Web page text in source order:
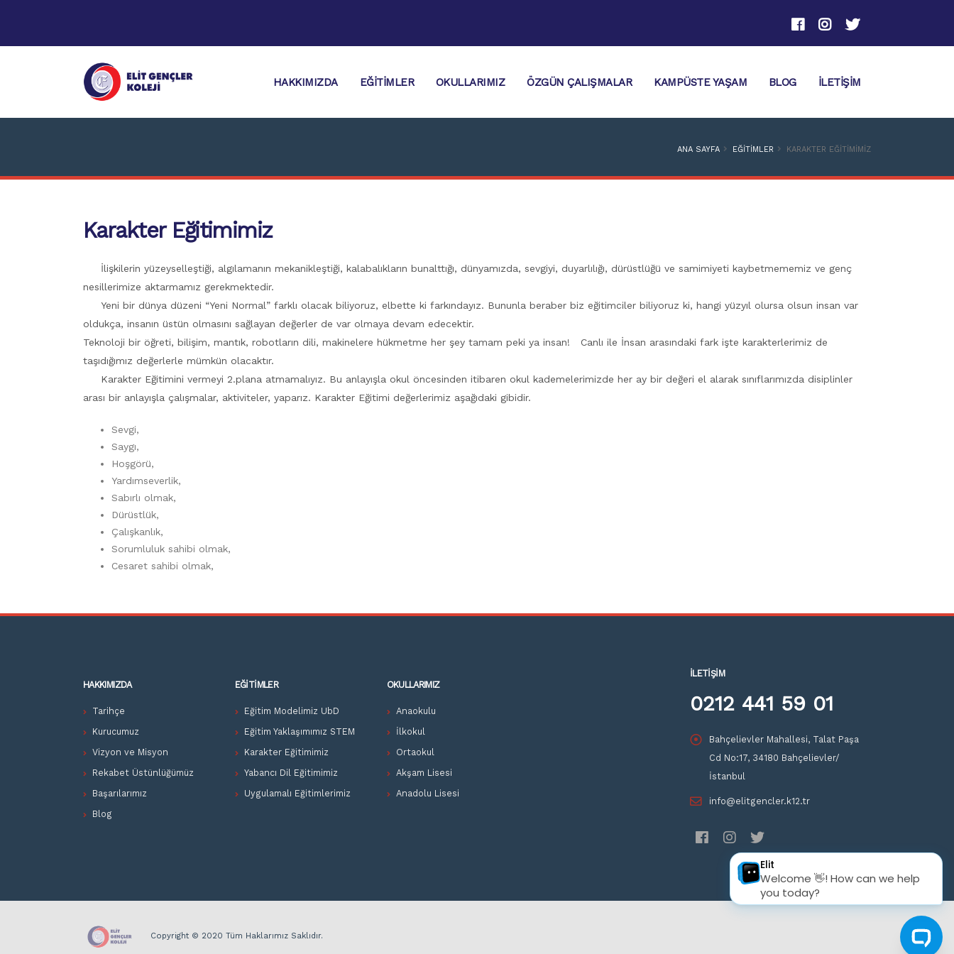
HAKKIMIZDA EĞITIMLER OKULLARIMIZ ÖZGÜN ÇALIŞMALAR KAMPÜSTE YAŞAM BLOG İLETIŞIM
ANA SAYFA EĞITIMLER KARAKTER EĞITIMIMIZ
Karakter Eğitimimiz
İlişkilerin yüzeyselleştiği, algılamanın mekanikleştiği, kalabalıkların bunalttığı, dünyamızda, sevgiyi, duyarlılığı, dürüstlüğü ve samimiyeti kaybetmememiz ve genç
nesillerimize aktarmamız gerekmektedir.
Yeni bir dünya düzeni “Yeni Normal” farklı olacak biliyoruz, elbette ki farkındayız. Bununla beraber biz eğitimciler biliyoruz ki, hangi yüzyıl olursa olsun insan var
oldukça, insanın üstün olmasını sağlayan değerler de var olmaya devam edecektir.
Teknoloji bir öğreti, bilişim, mantık, robotların dili, makinelere hükmetme her şey tamam peki ya insan! Canlı ile İnsan arasındaki fark işte karakterlerimiz de
taşıdığımız değerlerle mümkün olacaktır.
Karakter Eğitimini vermeyi 2.plana atmamalıyız. Bu anlayışla okul öncesinden itibaren okul kademelerimizde her ay bir değeri el alarak sınıflarımızda disiplinler
arası bir anlayışla çalışmalar, aktiviteler, yaparız. Karakter Eğitimi değerlerimiz aşağıdaki gibidir.
Sevgi,
Saygı,
Hoşgörü,
Yardımseverlik,
Sabırlı olmak,
Dürüstlük,
Çalışkanlık,
Sorumluluk sahibi olmak,
Cesaret sahibi olmak,
HAKKIMIZDA
Tarihçe
Kurucumuz
Vizyon ve Misyon
Rekabet Üstünlüğümüz
Başarılarımız
Blog
EĞITIMLER
Eğitim Modelimiz UbD
Eğitim Yaklaşımımız STEM
Karakter Eğitimimiz
Yabancı Dil Eğitimimiz
Uygulamalı Eğitimlerimiz
OKULLARIMIZ
Anaokulu
İlkokul
Ortaokul
Akşam Lisesi
Anadolu Lisesi
İLETIŞIM
0212 441 59 01
Bahçelievler Mahallesi, Talat Paşa
Cd No:17, 34180 Bahçelievler/
İstanbul
info@elitgencler.k12.tr
Copyright © 2020 Tüm Haklarımız Saklıdır.